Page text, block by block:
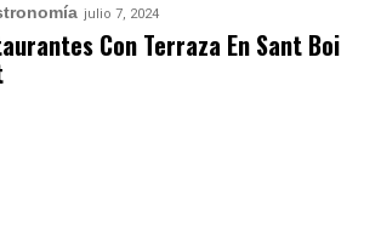
julio 7, 2024
Con Terraza En Sant Boi